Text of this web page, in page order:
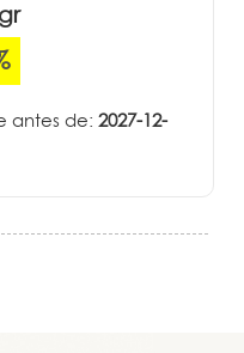
antes de: 2027-12-